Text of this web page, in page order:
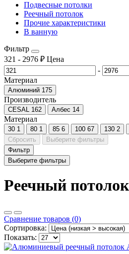
Подвесные потолки
Реечный потолок
Прочие характеристики
В ванную
Фильтр
321 - 2976 ₽ Цена
-
Материал
Алюминий 175
Производитель
CESAL 162 Албес 14
Материал
30 1 80 1 85 6 100 67 130 2
Сбросить
Выберите фильтры
Фильтр
Выберите фильтры
Реечный
Сравнение товаров (0)
Сортировка:
Показать: